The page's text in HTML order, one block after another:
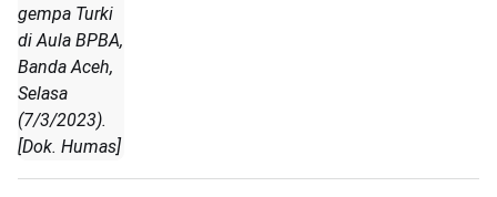
gempa Turki
di Aula BPBA,
Banda Aceh,
Selasa
(7/3/2023).
[Dok. Humas]